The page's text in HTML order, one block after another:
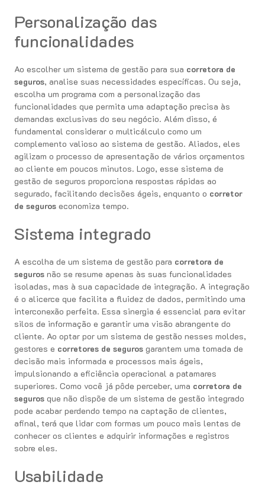
Personalização das
funcionalidades
Ao escolher um sistema de gestão para sua corretora de
seguros, analise suas necessidades específicas. Ou seja,
escolha um programa com a personalização das
funcionalidades que permita uma adaptação precisa às
demandas exclusivas do seu negócio. Além disso, é
fundamental considerar o multicálculo como um
complemento valioso ao sistema de gestão. Aliados, eles
agilizam o processo de apresentação de vários orçamentos
ao cliente em poucos minutos. Logo, esse sistema de
gestão de seguros proporciona respostas rápidas ao
segurado, facilitando decisões ágeis, enquanto o corretor
de seguros economiza tempo.
Sistema integrado
A escolha de um sistema de gestão para corretora de
seguros não se resume apenas às suas funcionalidades
isoladas, mas à sua capacidade de integração. A integração
é o alicerce que facilita a fluidez de dados, permitindo uma
interconexão perfeita. Essa sinergia é essencial para evitar
silos de informação e garantir uma visão abrangente do
cliente. Ao optar por um sistema de gestão nesses moldes,
gestores e corretores de seguros garantem uma tomada de
decisão mais informada e processos mais ágeis,
impulsionando a eficiência operacional a patamares
superiores. Como você já pôde perceber, uma corretora de
seguros que não dispõe de um sistema de gestão integrado
pode acabar perdendo tempo na captação de clientes,
afinal, terá que lidar com formas um pouco mais lentas de
conhecer os clientes e adquirir informações e registros
sobre eles.
Usabilidade